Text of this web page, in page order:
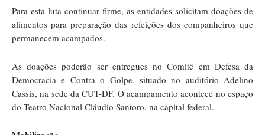
Para esta luta continuar firme, as entidades solicitam doações de
alimentos para preparação das refeições dos companheiros que
permanecem acampados.
As doações poderão ser entregues no Comitê em Defesa da
Democracia e Contra o Golpe, situado no auditório Adelino
Cassis, na sede da CUT-DF. O acampamento acontece no espaço
do Teatro Nacional Cláudio Santoro, na capital federal.